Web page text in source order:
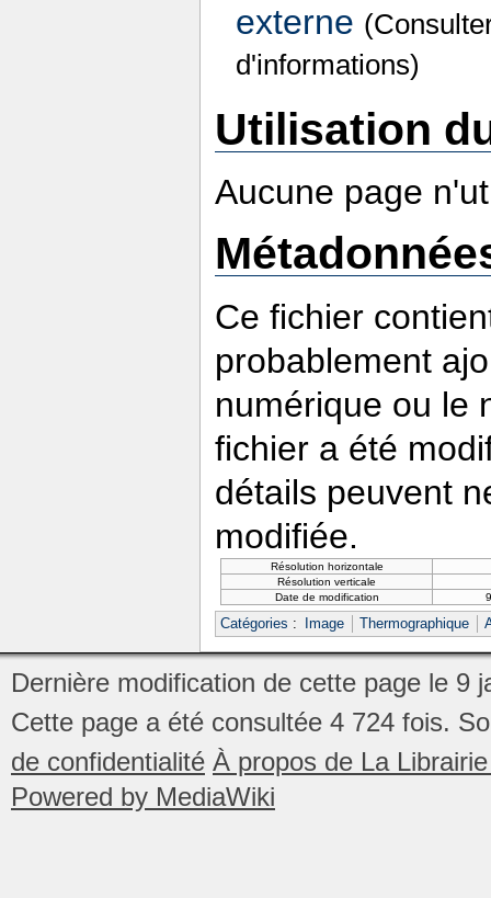
externe
d'informations)
Utilisation
Aucune page
Ce fichier
probablement
numérique ou le
fichier a été
détails peuvent
modifiée.
Résolution horizontale
Résolution verticale
Date de modification
Catégories : Image Thermographique
Dernière modification de cette page le 9
Cette page a été consultée 4 724 fois.
de confidentialité À propos de La
Powered by MediaWiki